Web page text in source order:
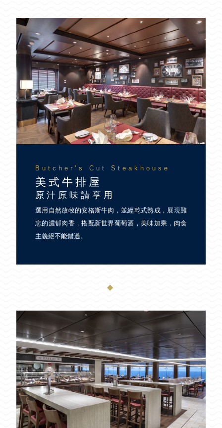
Butcher’s Cut Steakhouse
美式牛排屋
原汁原味請享用
選用自然放牧的安格斯牛肉，並經乾式熟成，展現難
忘的濃郁肉香，搭配新世界葡萄酒，美味加乘，肉食
主義絕不能錯過。
◆